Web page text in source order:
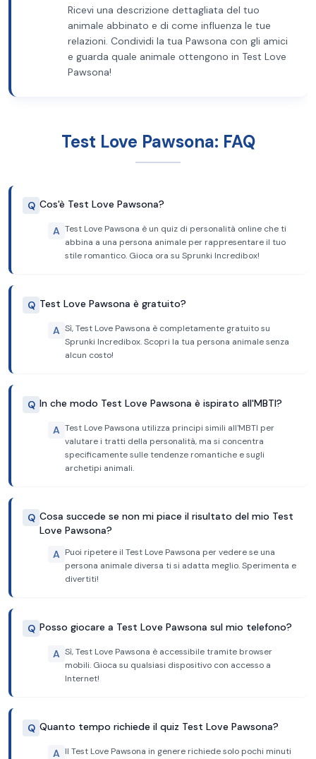
Ricevi una descrizione dettagliata del tuo
animale abbinato e di come influenza le tue
relazioni. Condividi la tua Pawsona con gli amici
e guarda quale animale ottengono in Test Love
Pawsona!
Test Love Pawsona: FAQ
Q Cos'è Test Love Pawsona?
A Test Love Pawsona è un quiz di personalità online che ti
abbina a una persona animale per rappresentare il tuo
stile romantico. Gioca ora su Sprunki Incredibox!
Q Test Love Pawsona è gratuito?
A Sì, Test Love Pawsona è completamente gratuito su
Sprunki Incredibox. Scopri la tua persona animale senza
alcun costo!
Q In che modo Test Love Pawsona è ispirato all'MBTI?
A Test Love Pawsona utilizza principi simili all'MBTI per
valutare i tratti della personalità, ma si concentra
specificamente sulle tendenze romantiche e sugli
archetipi animali.
Q Cosa succede se non mi piace il risultato del mio Test
Love Pawsona?
A Puoi ripetere il Test Love Pawsona per vedere se una
persona animale diversa ti si adatta meglio. Sperimenta e
divertiti!
Q Posso giocare a Test Love Pawsona sul mio telefono?
A Sì, Test Love Pawsona è accessibile tramite browser
mobili. Gioca su qualsiasi dispositivo con accesso a
Internet!
Q Quanto tempo richiede il quiz Test Love Pawsona?
A Il Test Love Pawsona in genere richiede solo pochi minuti